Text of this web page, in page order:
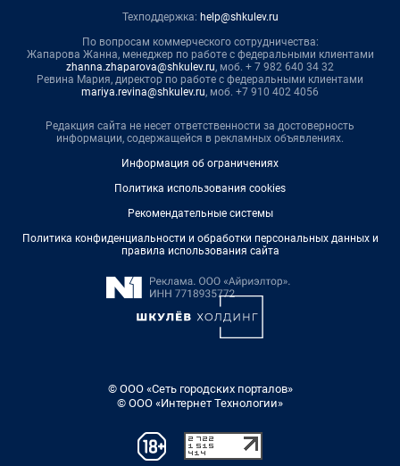
Техподдержка: help@shkulev.ru
По вопросам коммерческого сотрудничества:
Жапарова Жанна, менеджер по работе с федеральными клиентами
zhanna.zhaparova@shkulev.ru, моб. + 7 982 640 34 32
Ревина Мария, директор по работе с федеральными клиентами
mariya.revina@shkulev.ru, моб. +7 910 402 4056
Редакция сайта не несет ответственности за достоверность
информации, содержащейся в рекламных объявлениях.
Информация об ограничениях
Политика использования cookies
Рекомендательные системы
Политика конфиденциальности и обработки персональных данных и
правила использования сайта
© ООО «Сеть городских порталов»
© ООО «Интернет Технологии»